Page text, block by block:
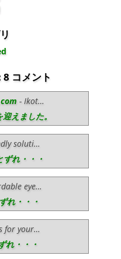
コメント
- Ikot…
えました。
soluti…
れ・・・
eye…
れ・・・
for your…
れ・・・